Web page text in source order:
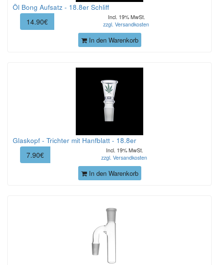
Öl Bong Aufsatz - 18.8er Schliff
14.90€
Incl. 19% MwSt.
zzgl. Versandkosten
In den Warenkorb
Glaskopf - Trichter mit Hanfblatt - 18.8er
7.90€
Incl. 19% MwSt.
zzgl. Versandkosten
In den Warenkorb